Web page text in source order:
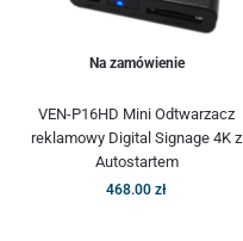
Na zamówienie
VEN-P16HD Mini Odtwarzacz
reklamowy Digital Signage 4K z
Autostartem
468.00 zł